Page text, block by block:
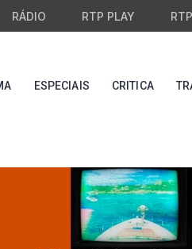
RÁDIO RTP PLAY
ESPECIAIS CRITICA